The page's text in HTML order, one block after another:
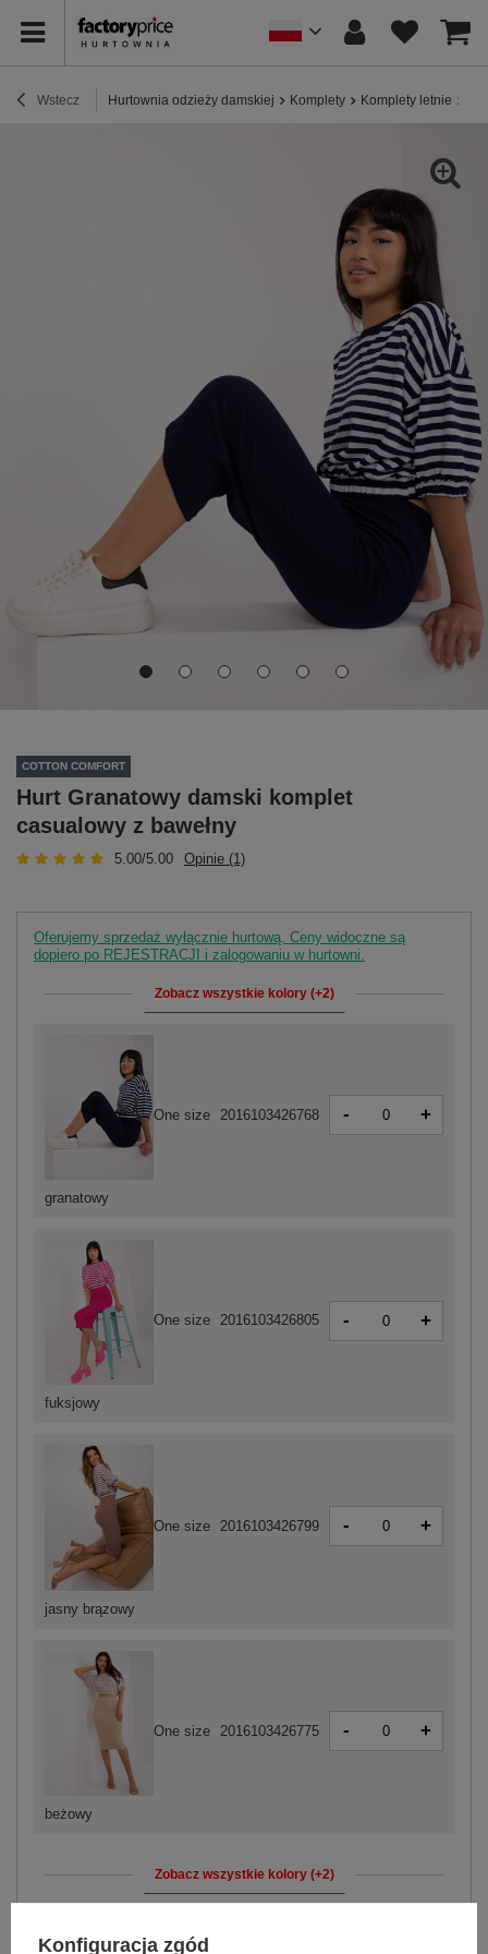
Wstecz Hurtownia odzieży damskiej Komplety Komplety letnie
COTTON COMFORT
Hurt Granatowy damski komplet
casualowy z bawełny
5.00/5.00 Opinie (1)
Oferujemy sprzedaż wyłącznie hurtową. Ceny widoczne są
dopiero po REJESTRACJI i zalogowaniu w hurtowni.
Zobacz wszystkie kolory (+2)
fuksjowy
One size 2016103426805 - +
jasny brązowy
One size 2016103426799 - +
beżowy
One size 2016103426775 - +
granatowy
One size 2016103426768 - +
Zobacz wszystkie kolory (+2)
ZALOGUJ SIĘ I ZOBACZ CENĘ
Konfiguracja zgód